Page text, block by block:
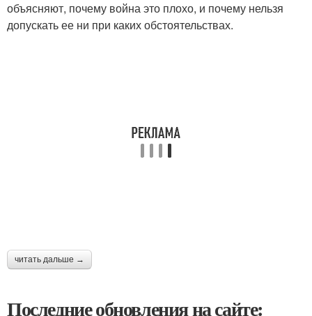
объясняют, почему война это плохо, и почему нельзя
допускать ее ни при каких обстоятельствах.
читать дальше →
Последние обновления на сайте: